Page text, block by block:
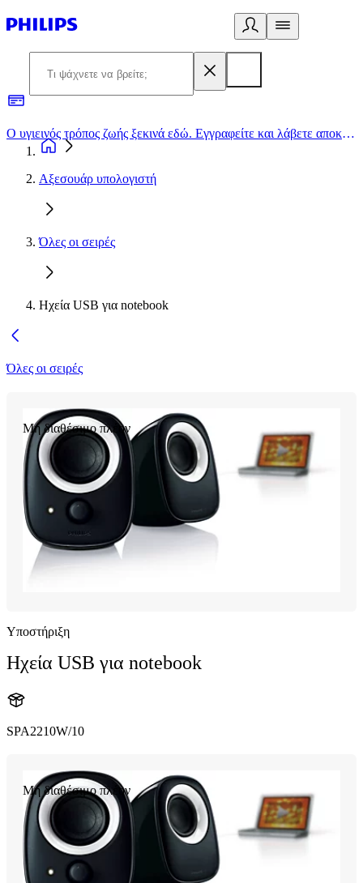
Ο υγιεινός τρόπος ζωής ξεκινά εδώ. Εγγραφείτε και λάβετε αποκλειστικές προσφορές
Αξεσουάρ υπολογιστή
Όλες οι σειρές
Ηχεία USB για notebook
Όλες οι σειρές
Μη διαθέσιμο πλέον
Υποστήριξη
Ηχεία USB για notebook
SPA2210W/10
Μη διαθέσιμο πλέον